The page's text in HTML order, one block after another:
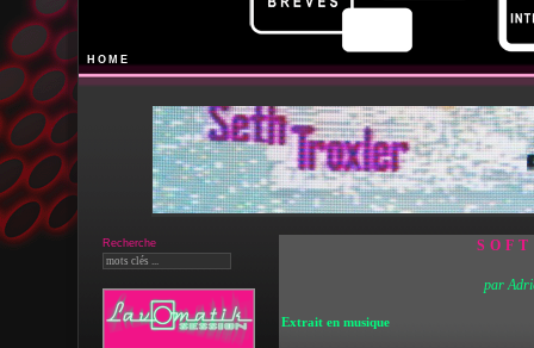
HOME
Recherche
par
Extrait en musique